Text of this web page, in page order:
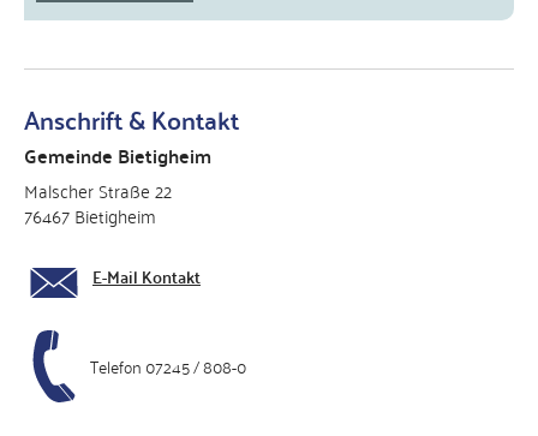
Anschrift & Kontakt
Gemeinde Bietigheim
Malscher Straße 22
76467 Bietigheim
E-Mail Kontakt
Telefon 07245 / 808-0